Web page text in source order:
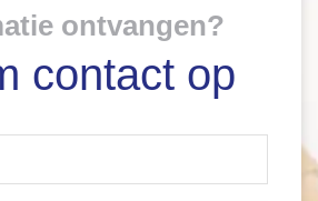
ontvangen?
contact op